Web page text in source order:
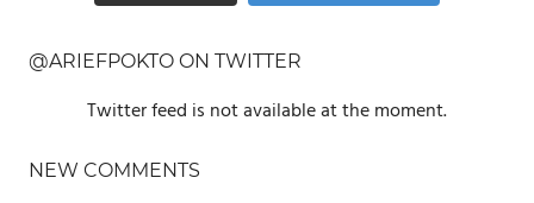
@ARIEFPOKTO ON TWITTER
Twitter feed is not available at the moment.
NEW COMMENTS